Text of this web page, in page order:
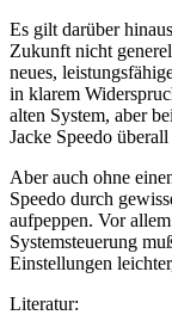
Es gilt darüber
Zukunft nicht
neues,
in klarem
alten System, aber
Jacke Speedo
Aber auch ohne
Speedo durch
aufpeppen. Vor
Systemsteuerung
Einstellungen
Literatur: